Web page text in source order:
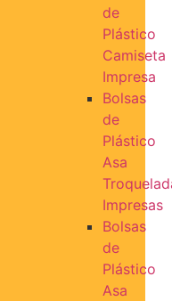
de
Plástico
Camiseta
Impresa
Bolsas
de
Plástico
Asa
Impresas
Bolsas
de
Plástico
Asa